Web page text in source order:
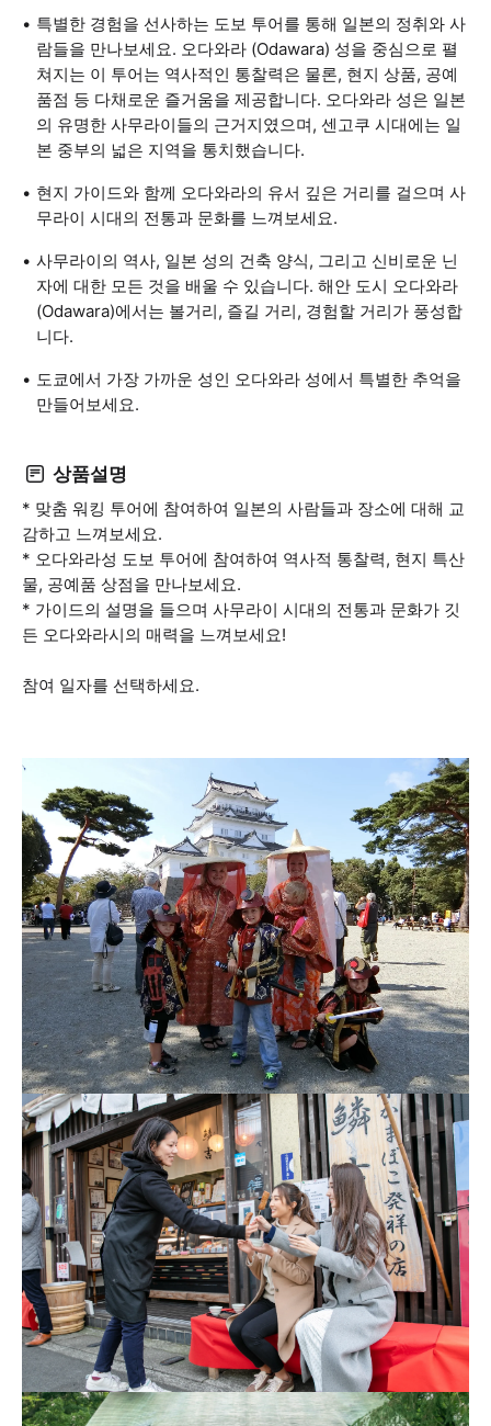
특별한 경험을 선사하는 도보 투어를 통해 일본의 정취와 사
람들을 만나보세요. 오다와라 (Odawara) 성을 중심으로 펼
쳐지는 이 투어는 역사적인 통찰력은 물론, 현지 상품, 공예
품점 등 다채로운 즐거움을 제공합니다. 오다와라 성은 일본
의 유명한 사무라이들의 근거지였으며, 센고쿠 시대에는 일
본 중부의 넓은 지역을 통치했습니다.
현지 가이드와 함께 오다와라의 유서 깊은 거리를 걸으며 사
무라이 시대의 전통과 문화를 느껴보세요.
사무라이의 역사, 일본 성의 건축 양식, 그리고 신비로운 닌
자에 대한 모든 것을 배울 수 있습니다. 해안 도시 오다와라
(Odawara)에서는 볼거리, 즐길 거리, 경험할 거리가 풍성합
니다.
도쿄에서 가장 가까운 성인 오다와라 성에서 특별한 추억을
만들어보세요.
상품설명
* 맞춤 워킹 투어에 참여하여 일본의 사람들과 장소에 대해 교
감하고 느껴보세요.
* 오다와라성 도보 투어에 참여하여 역사적 통찰력, 현지 특산
물, 공예품 상점을 만나보세요.
* 가이드의 설명을 들으며 사무라이 시대의 전통과 문화가 깃
든 오다와라시의 매력을 느껴보세요!
참여 일자를 선택하세요.